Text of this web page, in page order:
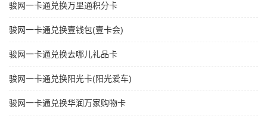
骏网一卡通兑换万里通积分卡
骏网一卡通兑换壹钱包(壹卡会)
骏网一卡通兑换去哪儿礼品卡
骏网一卡通兑换阳光卡(阳光爱车)
骏网一卡通兑换华润万家购物卡